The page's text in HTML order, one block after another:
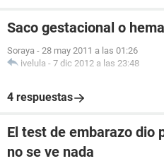
Saco gestacional o
Soraya - 28 may 2011 a las 01:26
ivelula - 7 dic 2012 a las 23:48
4 respuestas
El test de embarazo dio
no se ve nada